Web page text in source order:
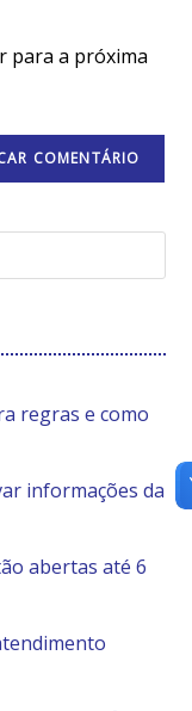
para a próxima
regras e como
informações da
abertas até 6